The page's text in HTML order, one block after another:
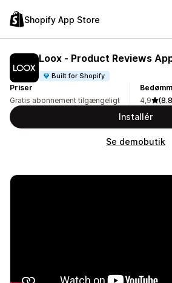
Shopify App Store
Loox ‑ Product Reviews
Built for Shopify
Priser
Gratis abonnement tilgængeligt
4,9
Installér
Se demobutik